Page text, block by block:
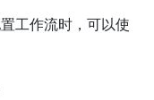
工作流时，可以使